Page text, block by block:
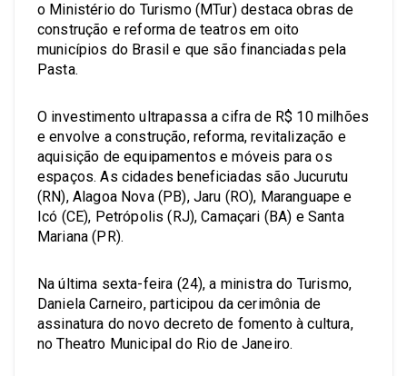
o Ministério do Turismo (MTur) destaca obras de
construção e reforma de teatros em oito
municípios do Brasil e que são financiadas pela
Pasta.
O investimento ultrapassa a cifra de R$ 10 milhões
e envolve a construção, reforma, revitalização e
aquisição de equipamentos e móveis para os
espaços. As cidades beneficiadas são Jucurutu
(RN), Alagoa Nova (PB), Jaru (RO), Maranguape e
Icó (CE), Petrópolis (RJ), Camaçari (BA) e Santa
Mariana (PR).
Na última sexta-feira (24), a ministra do Turismo,
Daniela Carneiro, participou da cerimônia de
assinatura do novo decreto de fomento à cultura,
no Theatro Municipal do Rio de Janeiro.